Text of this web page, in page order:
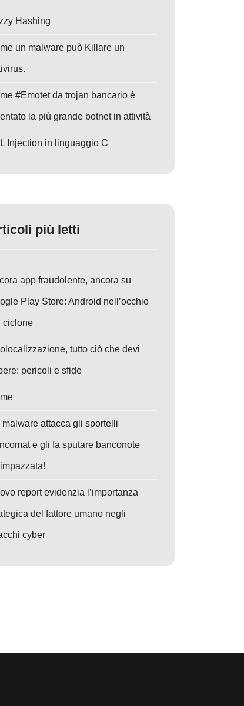
su misura
Rivoluzionati: Gestione continua delle esposizioni, la vera
Hashing
un malware può Killare un
#Emotet da trojan bancario è
la più grande botnet in attività
Injection in linguaggio C
più letti
app fraudolente, ancora su
Play Store: Android nell’occhio
ciclone
tutto ciò che devi
pericoli e sfide
malware attacca gli sportelli
e gli fa sputare banconote
report evidenzia l’importanza
del fattore umano negli
cyber